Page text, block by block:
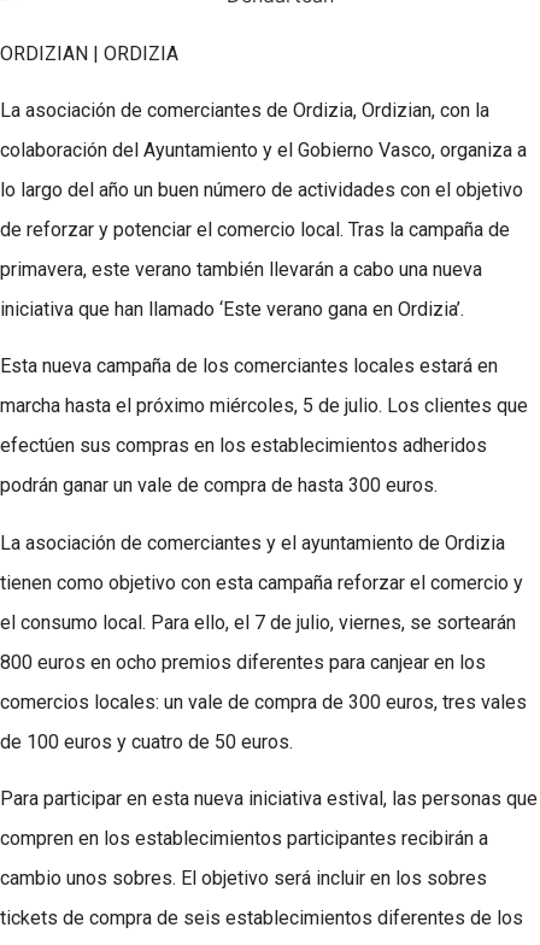
ORDIZIAN | ORDIZIA
La asociación de comerciantes de Ordizia, Ordizian, con la
colaboración del Ayuntamiento y el Gobierno Vasco, organiza a
lo largo del año un buen número de actividades con el objetivo
de reforzar y potenciar el comercio local. Tras la campaña de
primavera, este verano también llevarán a cabo una nueva
iniciativa que han llamado ‘Este verano gana en Ordizia’.
Esta nueva campaña de los comerciantes locales estará en
marcha hasta el próximo miércoles, 5 de julio. Los clientes que
efectúen sus compras en los establecimientos adheridos
podrán ganar un vale de compra de hasta 300 euros.
La asociación de comerciantes y el ayuntamiento de Ordizia
tienen como objetivo con esta campaña reforzar el comercio y
el consumo local. Para ello, el 7 de julio, viernes, se sortearán
800 euros en ocho premios diferentes para canjear en los
comercios locales: un vale de compra de 300 euros, tres vales
de 100 euros y cuatro de 50 euros.
Para participar en esta nueva iniciativa estival, las personas que
compren en los establecimientos participantes recibirán a
cambio unos sobres. El objetivo será incluir en los sobres
tickets de compra de seis establecimientos diferentes de los